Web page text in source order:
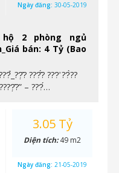
hộ 2 phòng ngủ
bán: 4 Tỷ (Bao
???̂́? ???̛ ??̀??
– ???́…
Ngày đăng: 30-05-2019
3.05 Tỷ
Diện tích:49 m2
Ngày đăng: 21-05-2019